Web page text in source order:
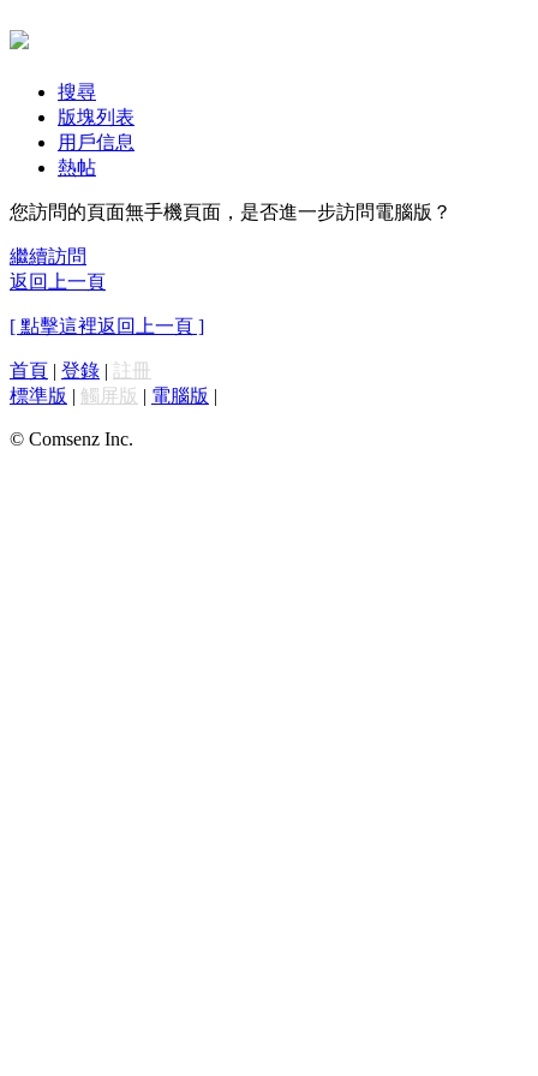
搜尋
版塊列表
用戶信息
熱帖
您訪問的頁面無手機頁面，是否進一步訪問電腦版？
繼續訪問
返回上一頁
[ 點擊這裡返回上一頁 ]
首頁 | 登錄 | 註冊
標準版 | 觸屏版 | 電腦版 |
© Comsenz Inc.